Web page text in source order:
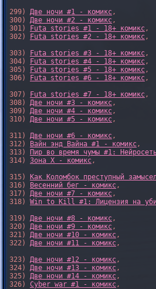
299) Две ночи #1 - комикс,
300) Две ночи #2 - комикс,
301)
Futa stories #1 - 18+ комикс,
302)
Futa stories #2 - 18+ комикс,
303)
Futa stories #3 - 18+ комикс,
304)
Futa stories #4 - 18+ комикс,
305)
Futa stories #5 - 18+ комикс,
306)
Futa stories #6 - 18+ комикс,
307)
Futa stories #7 - 18+ комикс,
308) Две ночи #3 - комикс,
309) Две ночи #4 - комикс,
310) Две ночи #5 - комикс,
311) Две ночи #6 - комикс,
312)
Вайн энд Вайна #1 - комикс,
313)
Пир во время чумы #1:
314) Зона X - комикс,
315)
Как Коломбок преступный
316)
Весенний бег - комикс,
317) Две ночи #7 - комикс,
318) Win to Kill #1: Лицензия на
319) Две ночи #8 - комикс,
320) Две ночи #9 - комикс,
321) Две ночи #10 - комикс,
322) Две ночи #11 - комикс,
323) Две ночи #12 - комикс,
324) Две ночи #13 - комикс,
325) Две ночи #14 - комикс,
326) Cyber war #1 - комикс,